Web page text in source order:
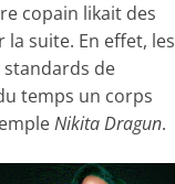
copain likait des
suite. En effet, les
de
temps un corps
Nikita Dragun.